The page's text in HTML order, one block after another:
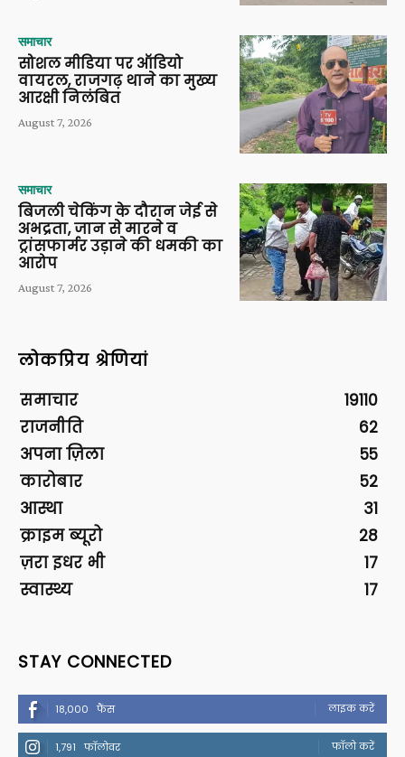
समाचार
सोशल मीडिया पर ऑडियो
वायरल, राजगढ़ थाने का मुख्य
आरक्षी निलंबित
August 7, 2026
समाचार
बिजली चेकिंग के दौरान जेई से
अभद्रता, जान से मारने व
ट्रांसफार्मर उड़ाने की धमकी का
आरोप
August 7, 2026
लोकप्रिय श्रेणियां
समाचार
19110
राजनीति
62
अपना ज़िला
55
कारोबार
52
आस्था
31
क्राइम ब्यूरो
28
ज़रा इधर भी
17
स्वास्थ्य
17
STAY CONNECTED
18,000 फैंस लाइक करें
1,791 फॉलोवर फॉलो करें